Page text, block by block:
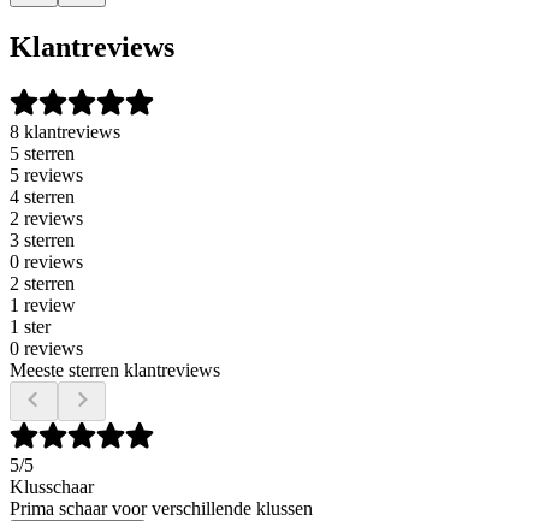
Klantreviews
8 klantreviews
5 sterren
5 reviews
4 sterren
2 reviews
3 sterren
0 reviews
2 sterren
1 review
1 ster
0 reviews
Meeste sterren klantreviews
5/5
Klusschaar
Prima schaar voor verschillende klussen